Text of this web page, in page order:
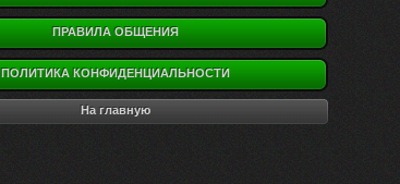
ПРАВИЛА ОБЩЕНИЯ
ПОЛИТИКА КОНФИДЕНЦИАЛЬНОСТИ
На главную